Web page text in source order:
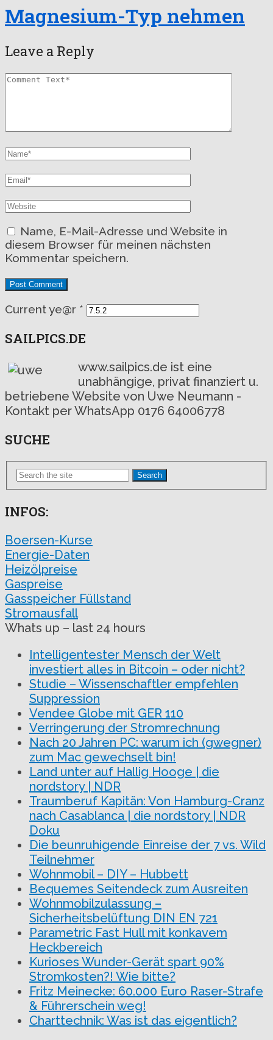
Magnesium-Typ nehmen
Leave a Reply
Name, E-Mail-Adresse und Website in
diesem Browser für meinen nächsten
Kommentar speichern.
Current ye@r *
SAILPICS.DE
www.sailpics.de ist eine
unabhängige, privat finanziert u.
betriebene Website von Uwe Neumann -
Kontakt per WhatsApp 0176 64006778
SUCHE
Search
INFOS:
Boersen-Kurse
Energie-Daten
Heizölpreise
Gaspreise
Gasspeicher Füllstand
Stromausfall
Whats up – last 24 hours
Intelligentester Mensch der Welt
investiert alles in Bitcoin – oder nicht?
Studie – Wissenschaftler empfehlen
Suppression
Vendee Globe mit GER 110
Verringerung der Stromrechnung
Nach 20 Jahren PC: warum ich (gwegner)
zum Mac gewechselt bin!
Land unter auf Hallig Hooge | die
nordstory | NDR
Traumberuf Kapitän: Von Hamburg-Cranz
nach Casablanca | die nordstory | NDR
Doku
Die beunruhigende Einreise der 7 vs. Wild
Teilnehmer
Wohnmobil – DIY – Hubbett
Bequemes Seitendeck zum Ausreiten
Wohnmobilzulassung –
Sicherheitsbelüftung DIN EN 721
Parametric Fast Hull mit konkavem
Heckbereich
Kurioses Wunder-Gerät spart 90%
Stromkosten?! Wie bitte?
Fritz Meinecke: 60.000 Euro Raser-Strafe
& Führerschein weg!
Charttechnik: Was ist das eigentlich?